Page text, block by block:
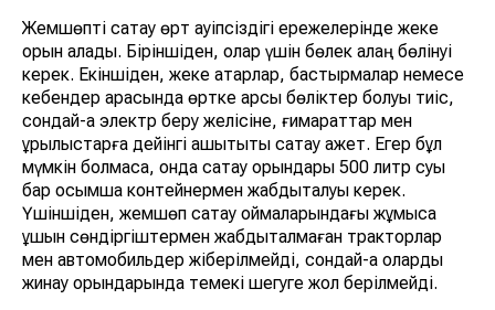
Жемшөпті сақтау өрт қауіпсіздігі ережелерінде жеке
орын алады. Біріншіден, олар үшін бөлек алаң бөлінуі
керек. Екіншіден, жеке қатарлар, бастырмалар немесе
кебендер арасында өртке қарсы бөліктер болуы тиіс,
сондай-ақ электр беру желісіне, ғимараттар мен
құрылыстарға дейінгі қашықтықты сақтау қажет. Егер бұл
мүмкін болмаса, онда сақтау орындары 500 литр суы
бар қосымша контейнермен жабдықталуы керек.
Үшіншіден, жемшөп сақтау қоймаларындағы жұмысқа
ұшқын сөндіргіштермен жабдықталмаған тракторлар
мен автомобильдер жіберілмейді, сондай-ақ оларды
жинау орындарында темекі шегуге жол берілмейді.